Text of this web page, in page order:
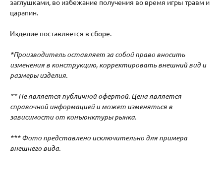
заглушками, во избежание получения во время игры травм и
царапин.
Изделие поставляется в сборе.
*Производитель оставляет за собой право вносить
изменения в конструкцию, корректировать внешний вид и
размеры изделия.
** Не является публичной офертой. Цена является
справочной информацией и может изменяться в
зависимости от конъюнктуры рынка.
*** Фото представлено исключительно для примера
внешнего вида.